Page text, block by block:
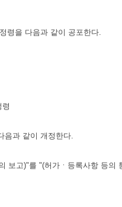
령을 다음과 같이 공포한다.
음과 같이 개정한다.
보고)"를 "(허가ㆍ등록사항 등